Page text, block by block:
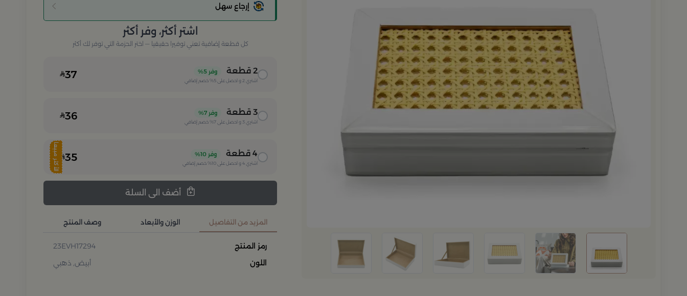
إرجاع سهل
اشتر أكثر، وفر أكثر
كل قطعة إضافية تعني توفيرا حقيقيا — اختر الحزمة التي توفر لك أكثر
2قطعة وفر 5%
اشتري 2 و احصل على 5% خصم إضافي 37
3قطعة وفر 7%
اشتري 3 و احصل على 7% خصم إضافي 36
الأكثر مبيعا 4قطعة وفر 10%
اشتري 4و احصل على 10% خصم إضافي 35
أضف الى السلة
المزيد من التفاصيل
رمز المنتج
23EVH17294
اللون
أبيض, ذهبي
الوزن والأبعاد وصف المنتج